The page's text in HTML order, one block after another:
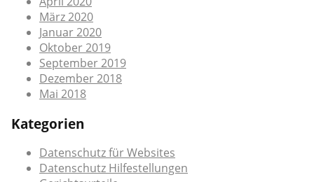
März 2020
Januar 2020
Oktober 2019
September 2019
Dezember 2018
Mai 2018
Kategorien
Datenschutz für Websites
Datenschutz Hilfestellungen